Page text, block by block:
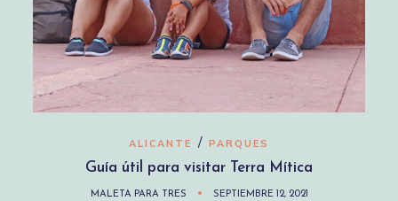
ALICANTE / PARQUES
Guía útil para visitar Terra Mítica
MALETA PARA TRES SEPTIEMBRE 12, 2021